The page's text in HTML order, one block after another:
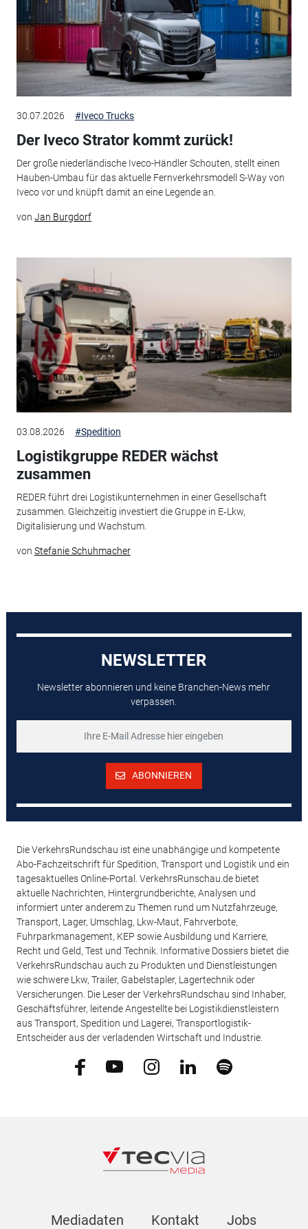
30.07.2026 #Iveco Trucks
Der Iveco Strator kommt zurück!
Der große niederländische Iveco-Händler Schouten, stellt einen
Hauben-Umbau für das aktuelle Fernverkehrsmodell S-Way von
Iveco vor und knüpft damit an eine Legende an.
von Jan Burgdorf
03.08.2026 #Spedition
Logistikgruppe REDER wächst
zusammen
REDER führt drei Logistikunternehmen in einer Gesellschaft
zusammen. Gleichzeitig investiert die Gruppe in E‑Lkw,
Digitalisierung und Wachstum.
von Stefanie Schuhmacher
NEWSLETTER
Newsletter abonnieren und keine Branchen-News mehr
verpassen.
ABONNIEREN
Die VerkehrsRundschau ist eine unabhängige und kompetente
Abo-Fachzeitschrift für Spedition, Transport und Logistik und ein
tagesaktuelles Online-Portal. VerkehrsRunschau.de bietet
aktuelle Nachrichten, Hintergrundberichte, Analysen und
informiert unter anderem zu Themen rund um Nutzfahrzeuge,
Transport, Lager, Umschlag, Lkw-Maut, Fahrverbote,
Fuhrparkmanagement, KEP sowie Ausbildung und Karriere,
Recht und Geld, Test und Technik. Informative Dossiers bietet die
VerkehrsRundschau auch zu Produkten und Dienstleistungen
wie schwere Lkw, Trailer, Gabelstapler, Lagertechnik oder
Versicherungen. Die Leser der VerkehrsRundschau sind Inhaber,
Geschäftsführer, leitende Angestellte bei Logistikdienstleistern
aus Transport, Spedition und Lagerei, Transportlogistik-
Entscheider aus der verladenden Wirtschaft und Industrie.
Mediadaten Kontakt Jobs